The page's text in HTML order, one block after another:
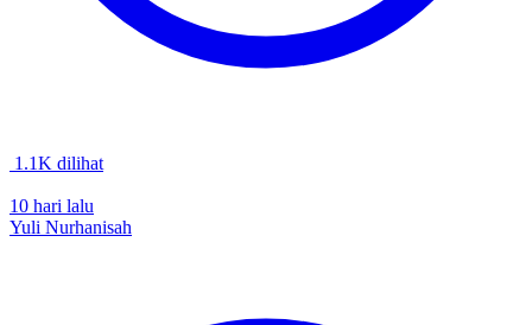
1.1K dilihat
10 hari lalu
Yuli Nurhanisah